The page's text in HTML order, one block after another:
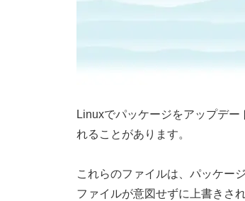
Linuxでパッケージをアップデ
れることがあります。
これらのファイルは、パッケー
ファイルが意図せずに上書きさ